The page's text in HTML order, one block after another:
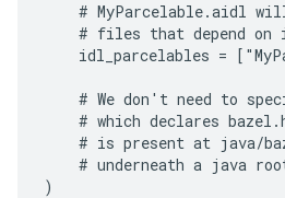
# MyParcelable.aidl
# files that depend on
idl_parcelables =
# We don't need to
# which declares
# is present at java/
# underneath a java
)